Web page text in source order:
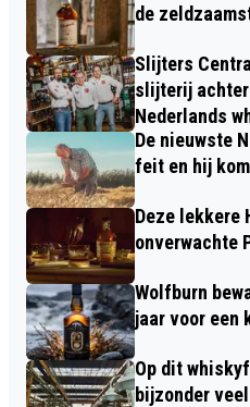
de
Slijters
slijterij achter
Nederlands
De nieuwste
feit en hij
Deze lekkere
onverwachte
Wolfburn
jaar voor een
Op dit
bijzonder